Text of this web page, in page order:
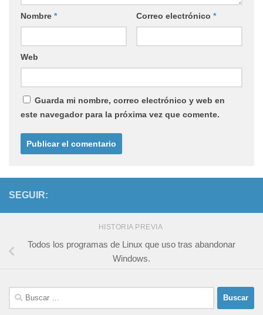
Nombre * Correo electrónico *
Web
Guarda mi nombre, correo electrónico y web en
este navegador para la próxima vez que comente.
SEGUIR:
HISTORIA PREVIA
Todos los programas de Linux que uso tras abandonar
Windows.
Buscar: